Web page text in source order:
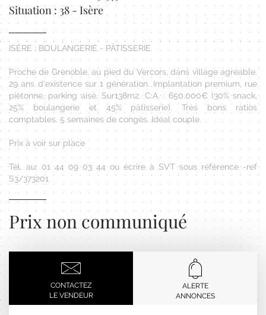
Situation : 38 - Isère
ISÈRE : BOULANGERIE - PÂTISSERIE
Proche de Grenoble, au pied du Vercors, dans village agréable.
29 ans d'existence sur 1 génération. Implantation premium, rue
piétonne, parking aisé. Sur138m2. C.A. : 650.000€ (30% snack,
25% boulangerie et 45% pâtisserie). Très bons ratios
comptables. 5 semaines de congés. Idéal couple.
Prix à voir sur place
Tél. au: 01 44 09 03 44 ou écrire à SVT sous référence -ref
S3/373201
Prix non communiqué
CONTACTEZ
LE VENDEUR
ALERTE
ANNONCES